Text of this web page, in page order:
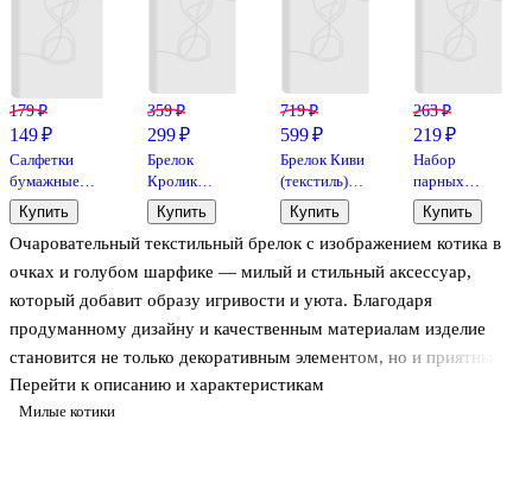
Милые котики
Очаровательный текстильный брелок с изображением котика в
очках и голубом шарфике — милый и стильный аксессуар,
который добавит образу игривости и уюта. Благодаря
продуманному дизайну и качественным материалам изделие
становится не только декоративным элементом, но и приятным
тактильным дополнением к повседневным вещам.
Перейти к описанию и характеристикам
179 ₽
149 ₽
Салфетки
бумажные
Kawaii Котик,
40 штук,
19х12 мм
Купить
359 ₽
299 ₽
Брелок
Кролик
Kawaii
(плюш) (10
см)
Купить
719 ₽
599 ₽
Брелок Киви
(текстиль)
(10 см)
Купить
263 ₽
219 ₽
Набор
парных
колечек
«Сердечки»,
2 штуки,
керамика,
Купить